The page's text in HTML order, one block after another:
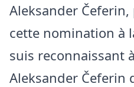
Aleksander
cette nomination à
suis reconnaissant
Aleksander Čeferin